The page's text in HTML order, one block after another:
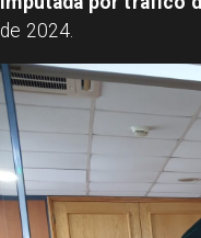
de 2024.